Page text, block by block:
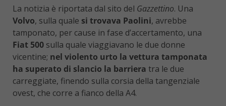
La notizia è riportata dal sito del Gazzettino. Una
Volvo, sulla quale si trovava Paolini, avrebbe
tamponato, per cause in fase d’accertamento, una
Fiat 500 sulla quale viaggiavano le due donne
vicentine; nel violento urto la vettura tamponata
ha superato di slancio la barriera tra le due
carreggiate, finendo sulla corsia della tangenziale
ovest, che corre a fianco della A4.